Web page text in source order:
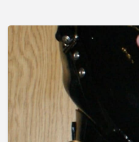
Gummizwangsisolation
und
TPE-
Haltung